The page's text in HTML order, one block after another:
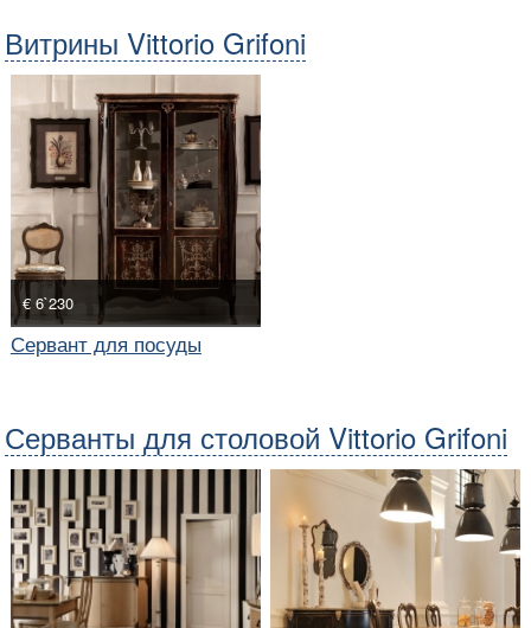
Витрины Vittorio Grifoni
€ 6`230
Сервант для посуды
Серванты для столовой Vittorio Grifoni